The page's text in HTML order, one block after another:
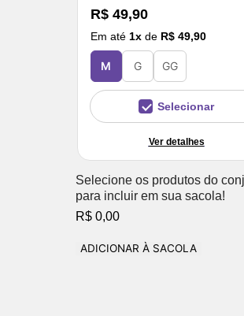
R$ 49,90
Em até 1x de R$ 49,90
M G GG
Selecionar
Ver detalhes
Selecione os produtos do
para incluir em sua sacola!
R$ 0,00
ADICIONAR À SACOLA